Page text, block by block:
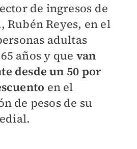
de ingresos de
Rubén Reyes, en el
adultas
años y que van
desde un 50 por
en el
de pesos de su